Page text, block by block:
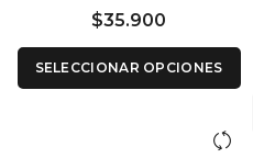
$35.900
SELECCIONAR OPCIONES